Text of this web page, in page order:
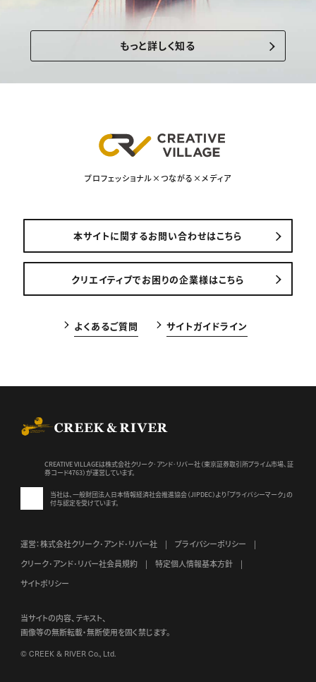
もっと詳しく知る
プロフェッショナル×つながる×メディア
本サイトに関するお問い合わせはこちら
クリエイティブでお困りの企業様はこちら
よくあるご質問 サイトガイドライン
CREATIVE VILLAGEは株式会社クリーク･アンド･リバー社（東京証券取引所プライム市場、証
券コード4763）が運営しています。
当社は、一般財団法人日本情報経済社会推進協会（JIPDEC）より 「プライバシーマーク」の
付与認定を受けています。
運営：株式会社クリーク･アンド･リバー社
プライバシーポリシー
クリーク･アンド･リバー社会員規約
特定個人情報基本方針
サイトポリシー
当サイトの内容、テキスト、
画像等の無断転載・無断使用を固く禁じます。
© CREEK & RIVER Co., Ltd.